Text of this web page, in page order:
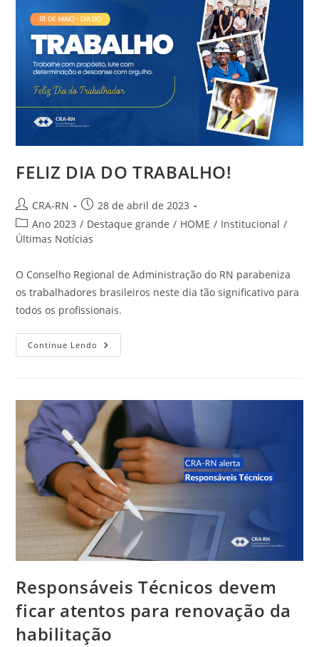
Com
Dados
Apurados
Pelo
CFA
FELIZ DIA DO TRABALHO!
Autor
do
post:
CRA-RN
Post
publicado:
28 de abril de 2023
Categoria
do
Ano 2023 / Destaque grande / HOME / Institucional /
Últimas Notícias
O Conselho Regional de Administração do RN parabeniza
os trabalhadores brasileiros neste dia tão significativo para
todos os profissionais.
Continue Lendo FELIZ
DIA
Responsáveis Técnicos devem
ficar atentos para renovação da
habilitação